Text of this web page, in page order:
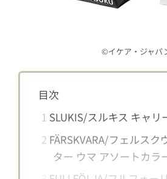
©︎イケア・ジャパ
目次
1 SLUKIS/スルキス キャリ
2 FÄRSKVARA/フェルスク
ター ウマ アソートカラ